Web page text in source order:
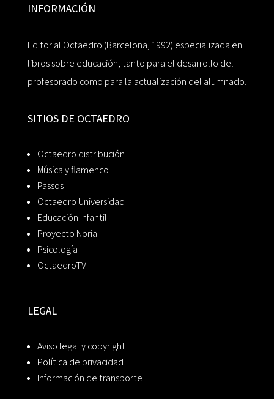
INFORMACIÓN
Editorial Octaedro (Barcelona, 1992) especializada en
libros sobre educación, tanto para el desarrollo del
profesorado como para la actualización del alumnado.
SITIOS DE OCTAEDRO
Octaedro distribución
Música y flamenco
Passos
Octaedro Universidad
Educación Infantil
Proyecto Noria
Psicología
OctaedroTV
LEGAL
Aviso legal y copyright
Política de privacidad
Información de transporte